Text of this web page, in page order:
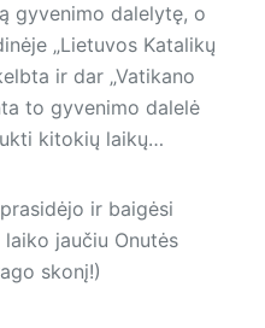
gyvenimo dalelytę, o
„Lietuvos Katalikų
ir dar „Vatikano
to gyvenimo dalelė
kitokių laikų…
ir baigėsi
jaučiu Onutės
skonį!)